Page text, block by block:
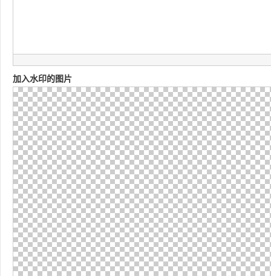
加入水印的图片